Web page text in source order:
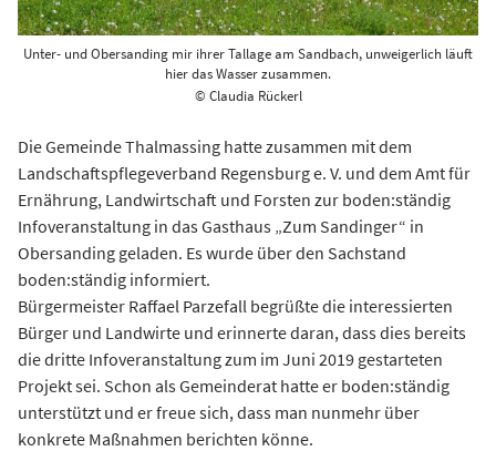
Unter- und Obersanding mir ihrer Tallage am Sandbach, unweigerlich läuft
hier das Wasser zusammen.
© Claudia Rückerl
Die Gemeinde Thalmassing hatte zusammen mit dem
Landschaftspflegeverband Regensburg e. V. und dem Amt für
Ernährung, Landwirtschaft und Forsten zur boden:ständig
Infoveranstaltung in das Gasthaus „Zum Sandinger“ in
Obersanding geladen. Es wurde über den Sachstand
boden:ständig informiert.
Bürgermeister Raffael Parzefall begrüßte die interessierten
Bürger und Landwirte und erinnerte daran, dass dies bereits
die dritte Infoveranstaltung zum im Juni 2019 gestarteten
Projekt sei. Schon als Gemeinderat hatte er boden:ständig
unterstützt und er freue sich, dass man nunmehr über
konkrete Maßnahmen berichten könne.